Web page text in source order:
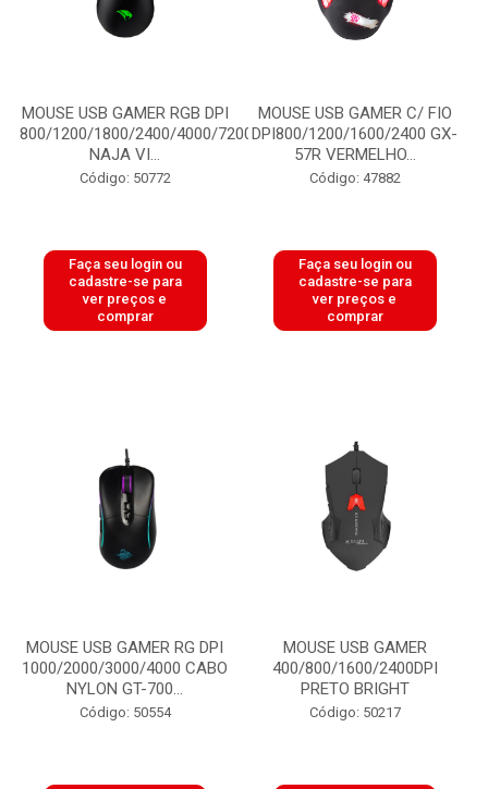
MOUSE USB GAMER RGB DPI
800/1200/1800/2400/4000/7200
NAJA VI...
Código: 50772
Faça seu login ou
cadastre-se para
ver preços e
comprar
MOUSE USB GAMER C/ FIO
DPI800/1200/1600/2400 GX-
57R VERMELHO...
Código: 47882
Faça seu login ou
cadastre-se para
ver preços e
comprar
MOUSE USB GAMER RG DPI
1000/2000/3000/4000 CABO
NYLON GT-700...
Código: 50554
MOUSE USB GAMER
400/800/1600/2400DPI
PRETO BRIGHT
Código: 50217